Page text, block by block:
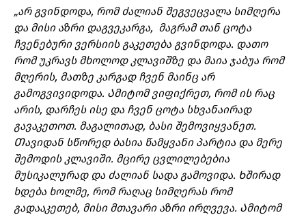
„არ გვინდოდა, რომ ძალიან შეგვეცვალა სიმღერა
და მისი აზრი დაგვეკარგა, მაგრამ თან ცოტა
ჩვენებური ვერსიის გაკეთება გვინდოდა. დათო
რომ უკრავს მხოლოდ კლავიშზე და მაია ჯაბუა რომ
მღერის, მათზე კარგად ჩვენ მაინც არ
გამოგვივიდოდა. Ამიტომ ვიფიქრეთ, რომ ის რაც
არის, დარჩეს ისე და ჩვენ ცოტა სხვანაირად
გავაკეთოთ. მაგალითად, ბასი შემოვიყვანეთ.
Თავიდან სწორედ ბასია წამყვანი პარტია და მერე
შემოდის კლავიში. მცირე ცვლილებებია
მუსიკალურად და ძალიან სადა გამოვიდა. Ხშირად
ხდება ხოლმე, რომ რაღაც სიმღერას რომ
გადააკეთებ, მისი მთავარი აზრი ირღვევა. Ამიტომ